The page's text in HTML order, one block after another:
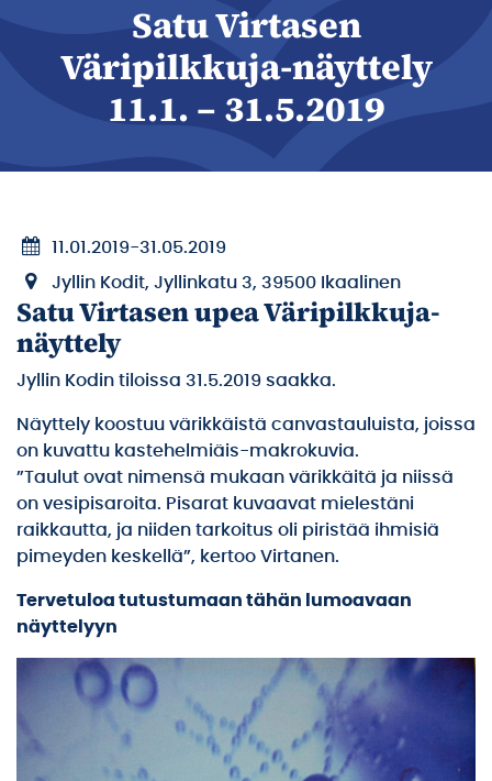
Satu Virtasen
Väripilkkuja-näyttely
11.1. – 31.5.2019
11.01.2019-31.05.2019
Jyllin Kodit, Jyllinkatu 3, 39500 Ikaalinen
Satu Virtasen upea Väripilkkuja-
näyttely
Jyllin Kodin tiloissa 31.5.2019 saakka.
Näyttely koostuu värikkäistä canvastauluista, joissa
on kuvattu kastehelmiäis-makrokuvia.
”Taulut ovat nimensä mukaan värikkäitä ja niissä
on vesipisaroita. Pisarat kuvaavat mielestäni
raikkautta, ja niiden tarkoitus oli piristää ihmisiä
pimeyden keskellä”, kertoo Virtanen.
Tervetuloa tutustumaan tähän lumoavaan
näyttelyyn